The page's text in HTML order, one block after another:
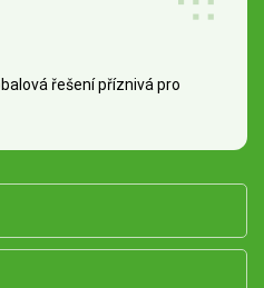
řešení příznivá pro